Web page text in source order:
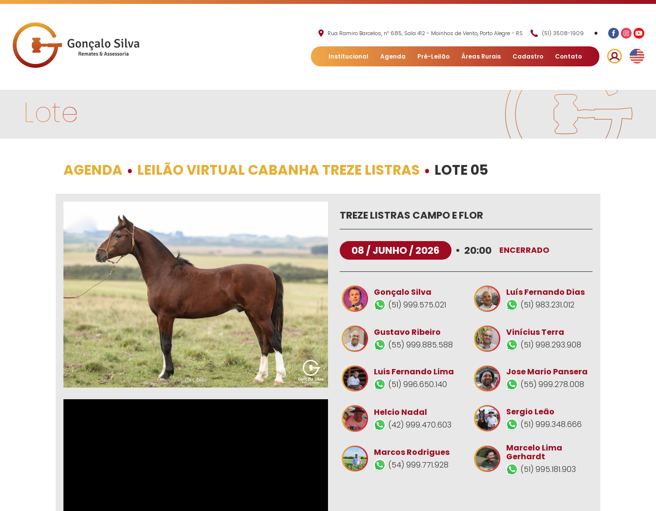
Rua Ramiro Barcelos, nº 685, Sala 412 - Moinhos de Vento, Porto Alegre - RS (51) 3508-1909 •
Institucional Agenda Pré-Leilão Áreas Rurais Cadastro Contato
Lote
AGENDA • LEILÃO VIRTUAL CABANHA TREZE LISTRAS • LOTE 05
TREZE LISTRAS CAMPO E FLOR
08 / JUNHO / 2026 • 20:00 ENCERRADO
Gonçalo Silva
(51) 999.575.021
Luís Fernando Dias
(51) 983.231.012
Gustavo Ribeiro
(55) 999.885.588
Vinícius Terra
(51) 998.293.908
Luis Fernando Lima
(51) 996.650.140
Jose Mario Pansera
(55) 999.278.008
Helcio Nadal
(42) 999.470.603
Sergio Leão
(51) 999.348.666
Marcos Rodrigues
(54) 999.771.928
Marcelo Lima
Gerhardt
(51) 995.181.903